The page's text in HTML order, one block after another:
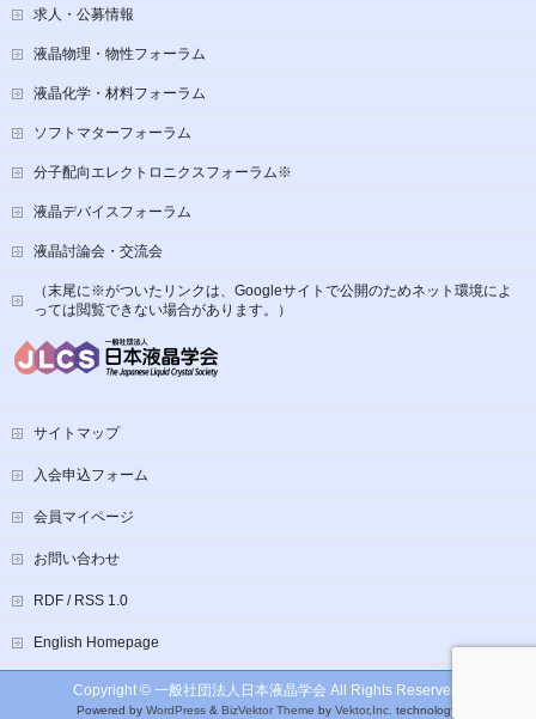
求人・公募情報
液晶物理・物性フォーラム
液晶化学・材料フォーラム
ソフトマターフォーラム
分子配向エレクトロニクスフォーラム※
液晶デバイスフォーラム
液晶討論会・交流会
（末尾に※がついたリンクは、Googleサイトで公開のためネット環境によ
っては閲覧できない場合があります。）
サイトマップ
入会申込フォーム
会員マイページ
お問い合わせ
RDF / RSS 1.0
English Homepage
Copyright © 一般社団法人日本液晶学会 All Rights Reserved.
Powered by WordPress& BizVektor Theme by Vektor,Inc. technology.